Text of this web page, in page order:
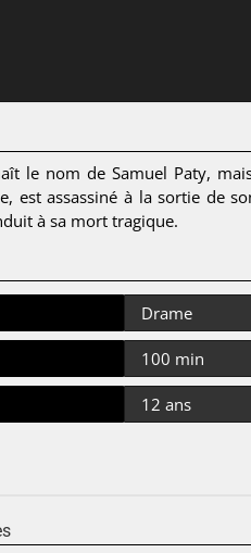
le nom de Samuel Paty,
est assassiné à la sortie de
à sa mort tragique.
Drame
100 min
12 ans